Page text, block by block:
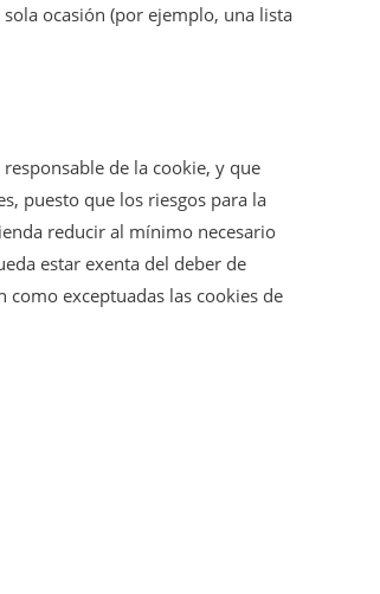
ocasión (por ejemplo, una lista
de la cookie, y que
puesto que los riesgos para la
reducir al mínimo necesario
estar exenta del deber de
exceptuadas las cookies de